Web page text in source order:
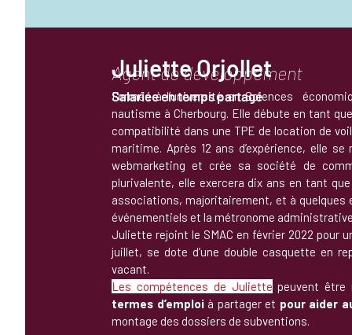
Juliette Orjollet
Agent de développement
Salariée en temps partagé
Formée à l’université en Sciences
nautisme à Cherbourg. Elle débute en tant
compatibilité dans une TPE de location de
maritime. Après 12 ans d’expérience, elle
webmarketing et crée sa société de
plurivalente, elle exercera dix ans en tant
associations, majoritairement, et à quelques
événementiels et la métronome
Juliette rejoint le SMAC en février 2022 pour
juillet, se dote d’une double casquette en
vacant.
Les compétences de Juliette peuvent être
termes d’emploià partager et pour aider
montage des dossiers de subventions.